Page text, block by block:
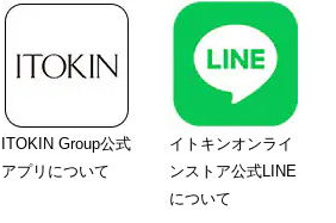
ITOKIN Group公式
アプリについて
イトキンオンライ
ンストア公式LINE
について